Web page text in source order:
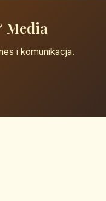
Media
i komunikacja.